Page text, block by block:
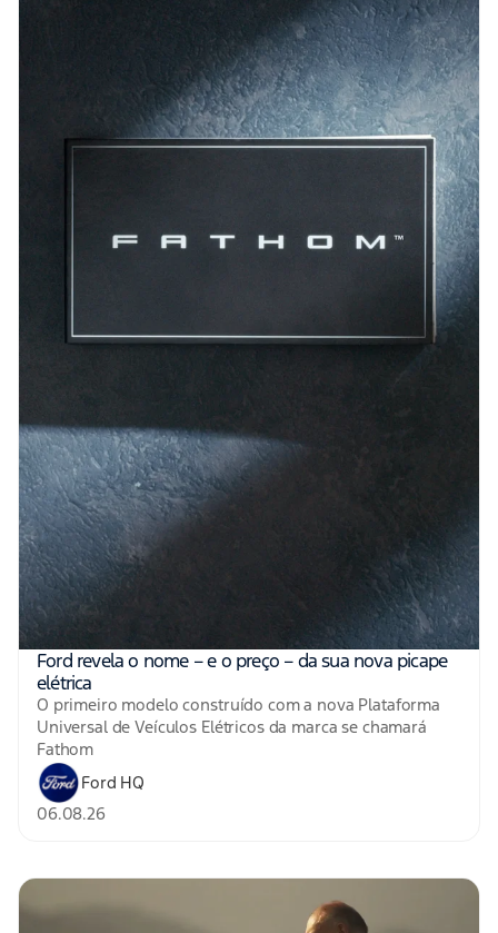
Ford revela o nome – e o preço – da sua nova picape
elétrica
O primeiro modelo construído com a nova Plataforma
Universal de Veículos Elétricos da marca se chamará
Fathom
Ford HQ
06.08.26